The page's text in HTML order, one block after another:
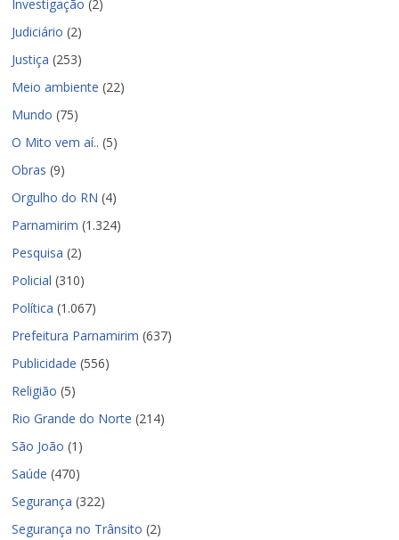
Investigação (2)
Judiciário (2)
Justiça (253)
Meio ambiente (22)
Mundo (75)
O Mito vem aí.. (5)
Obras (9)
Orgulho do RN (4)
Parnamirim (1.324)
Pesquisa (2)
Policial (310)
Política (1.067)
Prefeitura Parnamirim (637)
Publicidade (556)
Religião (5)
Rio Grande do Norte (214)
São João (1)
Saúde (470)
Segurança (322)
Segurança no Trânsito (2)